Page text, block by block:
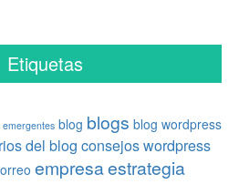
Etiquetas
emergentes blog blogs blog wordpress
del blog consejos wordpress
empresaestrategia